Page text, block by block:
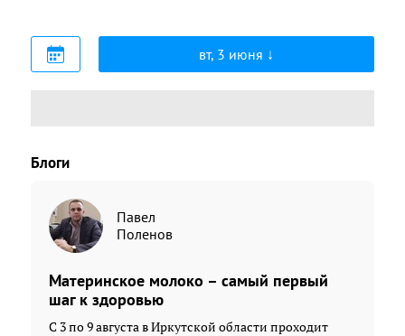
вт, 3 июня
Блоги
Павел
Поленов
Материнское молоко – самый первый
шаг к здоровью
С 3 по 9 августа в Иркутской области проходит